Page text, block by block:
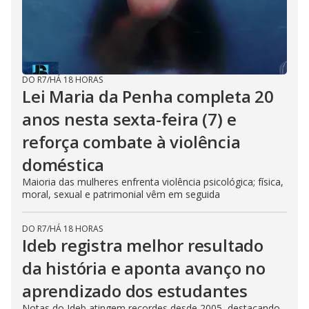
DO R7/HÁ 18 HORAS
Lei Maria da Penha completa 20
anos nesta sexta-feira (7) e
reforça combate à violência
doméstica
Maioria das mulheres enfrenta violência psicológica; física,
moral, sexual e patrimonial vêm em seguida
DO R7/HÁ 18 HORAS
Ideb registra melhor resultado
da história e aponta avanço no
aprendizado dos estudantes